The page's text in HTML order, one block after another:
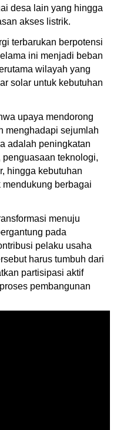
desa lain yang hingga
akses listrik.
terbarukan berpotensi
ini menjadi beban
wilayah yang
solar untuk kebutuhan
upaya mendorong
menghadapi sejumlah
adalah peningkatan
teknologi,
hingga kebutuhan
berbagai
menuju
pada
pelaku usaha
harus tumbuh dari
partisipasi aktif
pembangunan